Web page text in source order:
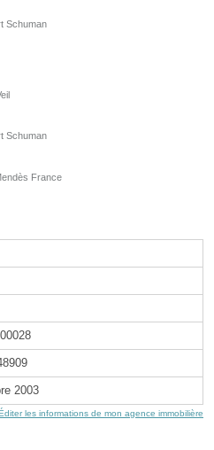
Schuman
Schuman
France
2003
les informations de mon agence immobilière